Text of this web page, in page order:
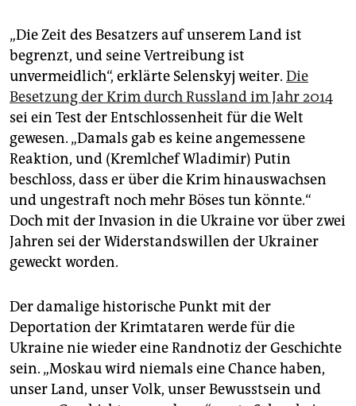
„Die Zeit des Besatzers auf unserem Land ist
begrenzt, und seine Vertreibung ist
unvermeidlich“, erklärte Selenskyj weiter. Die
Besetzung der Krim durch Russland im Jahr 2014
sei ein Test der Entschlossenheit für die Welt
gewesen. „Damals gab es keine angemessene
Reaktion, und (Kremlchef Wladimir) Putin
beschloss, dass er über die Krim hinauswachsen
und ungestraft noch mehr Böses tun könnte.“
Doch mit der Invasion in die Ukraine vor über zwei
Jahren sei der Widerstandswillen der Ukrainer
geweckt worden.
Der damalige historische Punkt mit der
Deportation der Krimtataren werde für die
Ukraine nie wieder eine Randnotiz der Geschichte
sein. „Moskau wird niemals eine Chance haben,
unser Land, unser Volk, unser Bewusstsein und